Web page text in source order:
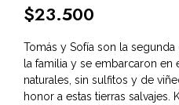
$23.500
Tomás y Sofía son la
la familia y se embarcaron
naturales, sin sulfitos y de
honor a estas tierras salvajes.